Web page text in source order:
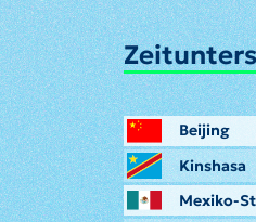
Beijing
Kinshasa
Mexiko-